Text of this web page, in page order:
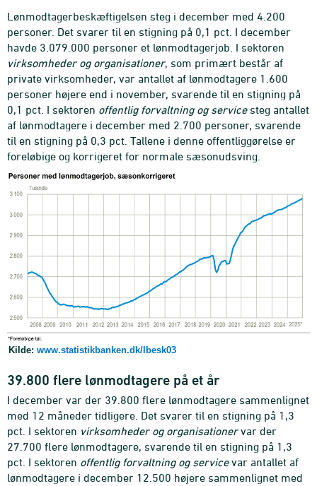
Lønmodtagerbeskæftigelsen steg i december med 4.200
personer. Det svarer til en stigning på 0,1 pct. I december
havde 3.079.000 personer et lønmodtagerjob. I sektoren
virksomheder og organisationer, som primært består af
private virksomheder, var antallet af lønmodtagere 1.600
personer højere end i november, svarende til en stigning på
0,1 pct. I sektoren offentlig forvaltning og servicesteg antallet
af lønmodtagere i december med 2.700 personer, svarende
til en stigning på 0,3 pct. Tallene i denne offentliggørelse er
foreløbige og korrigeret for normale sæsonudsving.
Kilde: www.statistikbanken.dk/lbesk03
39.800 flere lønmodtagere på et år
I december var der 39.800 flere lønmodtagere sammenlignet
med 12 måneder tidligere. Det svarer til en stigning på 1,3
pct. I sektoren virksomheder og organisationervar der
27.700 flere lønmodtagere, svarende til en stigning på 1,3
pct. I sektoren offentlig forvaltning og servicevar antallet af
lønmodtagere i december 12.500 højere sammenlignet med